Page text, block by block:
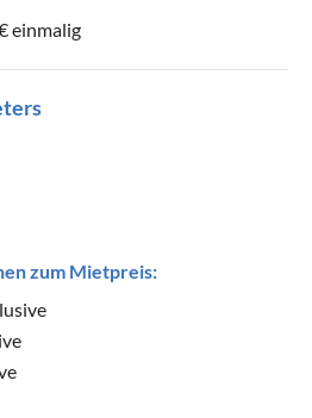
einmalig
zum Mietpreis: